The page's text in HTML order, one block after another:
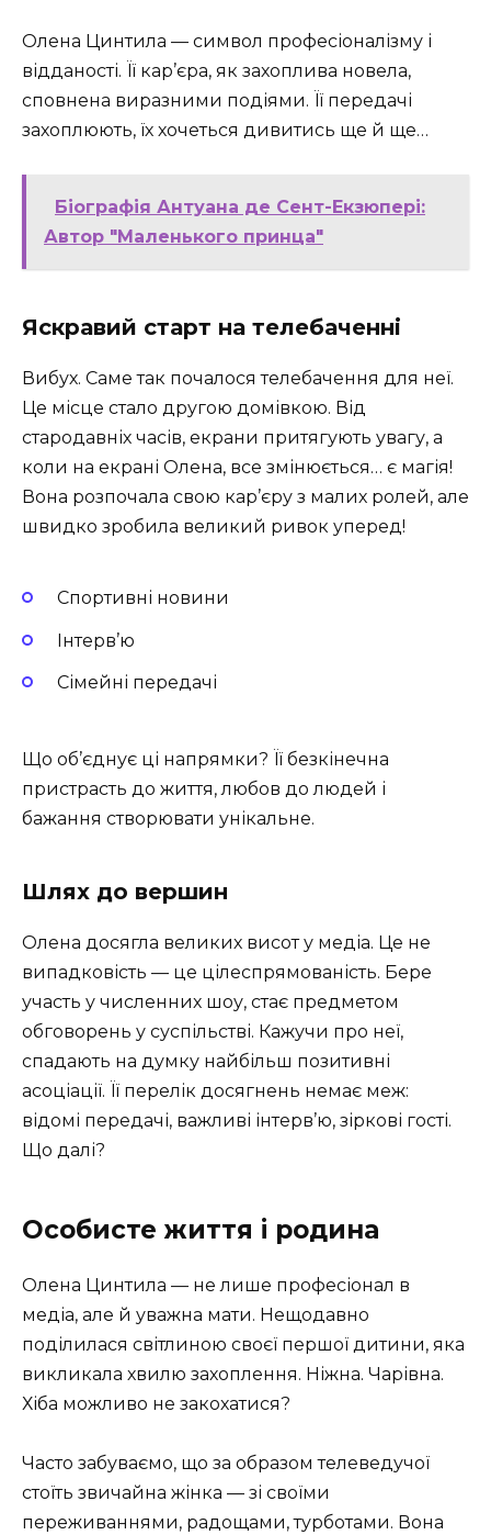
Олена Цинтила — символ професіоналізму і
відданості. Її кар’єра, як захоплива новела,
сповнена виразними подіями. Її передачі
захоплюють, їх хочеться дивитись ще й ще…
Біографія Антуана де Сент-Екзюпері:
Автор "Маленького принца"
Яскравий старт на телебаченні
Вибух. Саме так почалося телебачення для неї.
Це місце стало другою домівкою. Від
стародавніх часів, екрани притягують увагу, а
коли на екрані Олена, все змінюється… є магія!
Вона розпочала свою кар’єру з малих ролей, але
швидко зробила великий ривок уперед!
Спортивні новини
Інтерв’ю
Сімейні передачі
Що об’єднує ці напрямки? Її безкінечна
пристрасть до життя, любов до людей і
бажання створювати унікальне.
Шлях до вершин
Олена досягла великих висот у медіа. Це не
випадковість — це цілеспрямованість. Бере
участь у численних шоу, стає предметом
обговорень у суспільстві. Кажучи про неї,
спадають на думку найбільш позитивні
асоціації. Її перелік досягнень немає меж:
відомі передачі, важливі інтерв’ю, зіркові гості.
Що далі?
Особисте життя і родина
Олена Цинтила — не лише професіонал в
медіа, але й уважна мати. Нещодавно
поділилася світлиною своєї першої дитини, яка
викликала хвилю захоплення. Ніжна. Чарівна.
Хіба можливо не закохатися?
Часто забуваємо, що за образом телеведучої
стоїть звичайна жінка — зі своїми
переживаннями, радощами, турботами. Вона